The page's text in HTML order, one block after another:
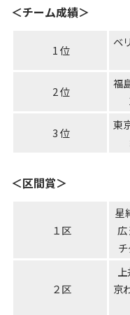
＜チーム成績＞
1 位
ベ
2 位
福
3 位
東
＜区間賞＞
１区
星
広
２区
京